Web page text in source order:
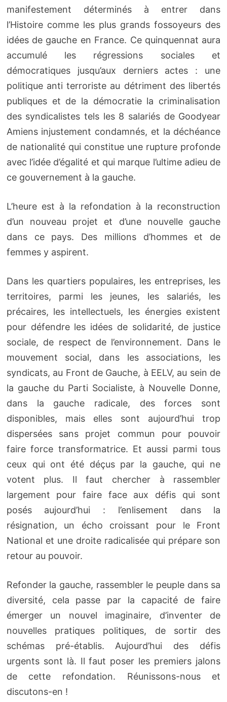
manifestement déterminés à entrer dans
l’Histoire comme les plus grands fossoyeurs des
idées de gauche en France. Ce quinquennat aura
accumulé les régressions sociales et
démocratiques jusqu’aux derniers actes : une
politique anti terroriste au détriment des libertés
publiques et de la démocratie la criminalisation
des syndicalistes tels les 8 salariés de Goodyear
Amiens injustement condamnés, et la déchéance
de nationalité qui constitue une rupture profonde
avec l’idée d’égalité et qui marque l’ultime adieu de
ce gouvernement à la gauche.
L’heure est à la refondation à la reconstruction
d’un nouveau projet et d’une nouvelle gauche
dans ce pays. Des millions d’hommes et de
femmes y aspirent.
Dans les quartiers populaires, les entreprises, les
territoires, parmi les jeunes, les salariés, les
précaires, les intellectuels, les énergies existent
pour défendre les idées de solidarité, de justice
sociale, de respect de l’environnement. Dans le
mouvement social, dans les associations, les
syndicats, au Front de Gauche, à EELV, au sein de
la gauche du Parti Socialiste, à Nouvelle Donne,
dans la gauche radicale, des forces sont
disponibles, mais elles sont aujourd’hui trop
dispersées sans projet commun pour pouvoir
faire force transformatrice. Et aussi parmi tous
ceux qui ont été déçus par la gauche, qui ne
votent plus. Il faut chercher à rassembler
largement pour faire face aux défis qui sont
posés aujourd’hui : l’enlisement dans la
résignation, un écho croissant pour le Front
National et une droite radicalisée qui prépare son
retour au pouvoir.
Refonder la gauche, rassembler le peuple dans sa
diversité, cela passe par la capacité de faire
émerger un nouvel imaginaire, d’inventer de
nouvelles pratiques politiques, de sortir des
schémas pré-établis. Aujourd’hui des défis
urgents sont là. Il faut poser les premiers jalons
de cette refondation. Réunissons-nous et
discutons-en !